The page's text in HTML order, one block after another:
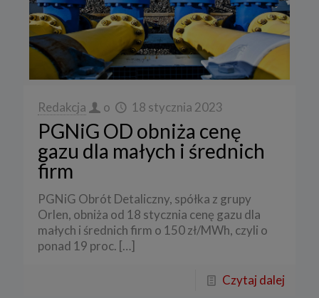
Redakcja o 18 stycznia 2023
PGNiG OD obniża cenę
gazu dla małych i średnich
firm
PGNiG Obrót Detaliczny, spółka z grupy
Orlen, obniża od 18 stycznia cenę gazu dla
małych i średnich firm o 150 zł/MWh, czyli o
ponad 19 proc. […]
Czytaj dalej